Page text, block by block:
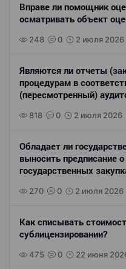
Вправе ли помощник
осматривать объект
248 0 2 июля 2026
Являются ли отчеты
процедурам в
(пересмотренный)
818 0 2 июля 2026
Обладает ли
выносить предписание
государственных
270 0 2 июля 2026
Как списывать
сублицензировании?
475 0 22 июня